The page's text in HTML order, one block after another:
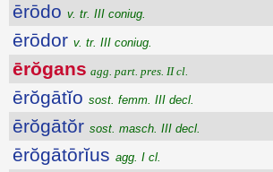
ērōdo v. tr. III coniug.
ērōdor v. tr. III coniug.
ērŏgans agg. part. pres. II cl.
ērŏgātĭo sost. femm. III decl.
ērŏgātŏr sost. masch. III decl.
ērŏgātōrĭus agg. I cl.